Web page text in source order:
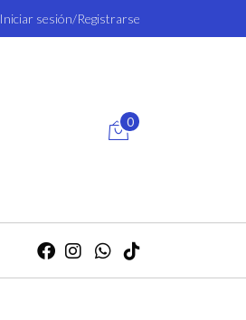
Iniciar sesión/Registrarse
0